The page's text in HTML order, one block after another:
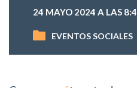
24 MAYO 2024 A LAS
EVENTOS SOCIALES